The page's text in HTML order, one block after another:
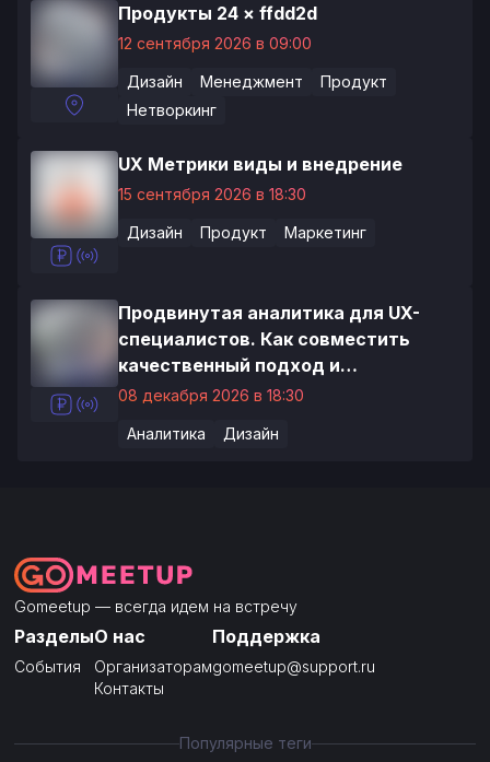
Продукты 24 × ffdd2d
12 сентября 2026 в 09:00
Дизайн Менеджмент
Продукт
Нетворкинг
UX Метрики виды и внедрение
15 сентября 2026 в 18:30
Дизайн Продукт Маркетинг
Продвинутая аналитика для UX-
специалистов. Как совместить
качественный подход и
продуктовые метрики
08 декабря 2026 в 18:30
Аналитика Дизайн
Gomeetup — всегда идем на встречу
Разделы
События
О нас
Организаторам
Контакты
Поддержка
gomeetup@support.ru
Популярные теги